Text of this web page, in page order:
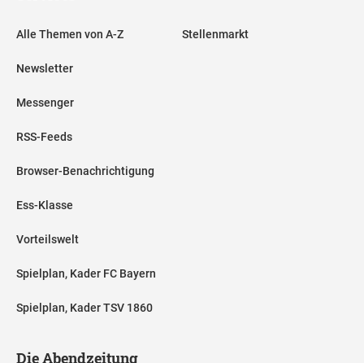
Alle Themen von A-Z
Newsletter
Messenger
RSS-Feeds
Browser-Benachrichtigung
Ess-Klasse
Vorteilswelt
Spielplan, Kader FC Bayern
Spielplan, Kader TSV 1860
Stellenmarkt
Die Abendzeitung